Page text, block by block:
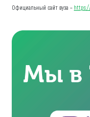
Официальный сайт вуза –